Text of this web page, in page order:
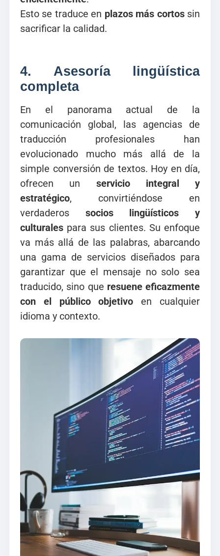
Esto se traduce en plazos más cortossin
sacrificar la calidad.
4. Asesoría lingüística
completa
En el panorama actual de la
comunicación global, las agencias de
traducción profesionales han
evolucionado mucho más allá de la
simple conversión de textos. Hoy en día,
ofrecen un servicio integral y
estratégico, convirtiéndose en
verdaderos socios lingüísticos y
culturales para sus clientes. Su enfoque
va más allá de las palabras, abarcando
una gama de servicios diseñados para
garantizar que el mensaje no solo sea
traducido, sino que resuene eficazmente
con el público objetivo en cualquier
idioma y contexto.